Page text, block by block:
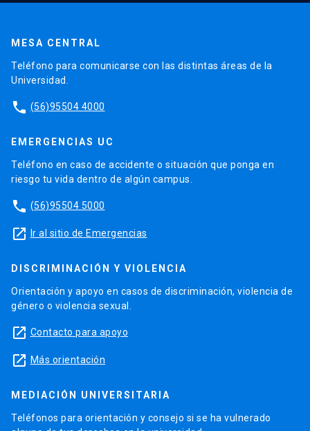
MESA CENTRAL
Teléfono para comunicarse con las distintas áreas de la
Universidad.
phone (56)95504 4000
EMERGENCIAS UC
Teléfono en caso de accidente o situación que ponga en
riesgo tu vida dentro de algún campus.
phone (56)95504 5000
launch Ir al sitio de Emergencias
DISCRIMINACIÓN Y VIOLENCIA
Orientación y apoyo en casos de discriminación, violencia de
género o violencia sexual.
launch Contacto para apoyo
launch Más orientación
MEDIACIÓN UNIVERSITARIA
Teléfonos para orientación y consejo si se ha vulnerado